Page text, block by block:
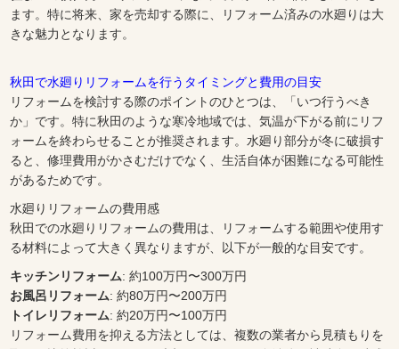
ます。特に将来、家を売却する際に、リフォーム済みの水廻りは大
きな魅力となります。
秋田で水廻りリフォームを行うタイミングと費用の目安
リフォームを検討する際のポイントのひとつは、「いつ行うべき
か」です。特に秋田のような寒冷地域では、気温が下がる前にリフ
ォームを終わらせることが推奨されます。水廻り部分が冬に破損す
ると、修理費用がかさむだけでなく、生活自体が困難になる可能性
があるためです。
水廻りリフォームの費用感
秋田での水廻りリフォームの費用は、リフォームする範囲や使用す
る材料によって大きく異なりますが、以下が一般的な目安です。
キッチンリフォーム: 約100万円〜300万円
お風呂リフォーム: 約80万円〜200万円
トイレリフォーム: 約20万円〜100万円
リフォーム費用を抑える方法としては、複数の業者から見積もりを